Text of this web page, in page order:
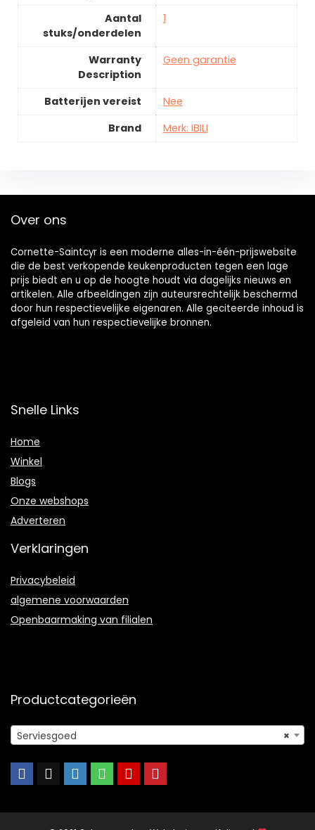
Aantal
stuks/onderdelen
1
Warranty
Description
Geen garantie
Batterijen vereist
Nee
Brand
Merk: IBILI
Over ons
Cornette-Saintcyr is een moderne alles-in-één-prijswebsite
die de best verkopende keukenproducten tegen een lage
prijs biedt en u op de hoogte houdt via dagelijks nieuws en
artikelen. Alle afbeeldingen zijn auteursrechtelijk beschermd
door hun respectievelijke eigenaren. Alle geciteerde inhoud is
afgeleid van hun respectievelijke bronnen.
Snelle Links
Home
Winkel
Blogs
Onze webshops
Adverteren
Verklaringen
Privacybeleid
algemene voorwaarden
Openbaarmaking van filialen
Productcategorieën
×
Serviesgoed